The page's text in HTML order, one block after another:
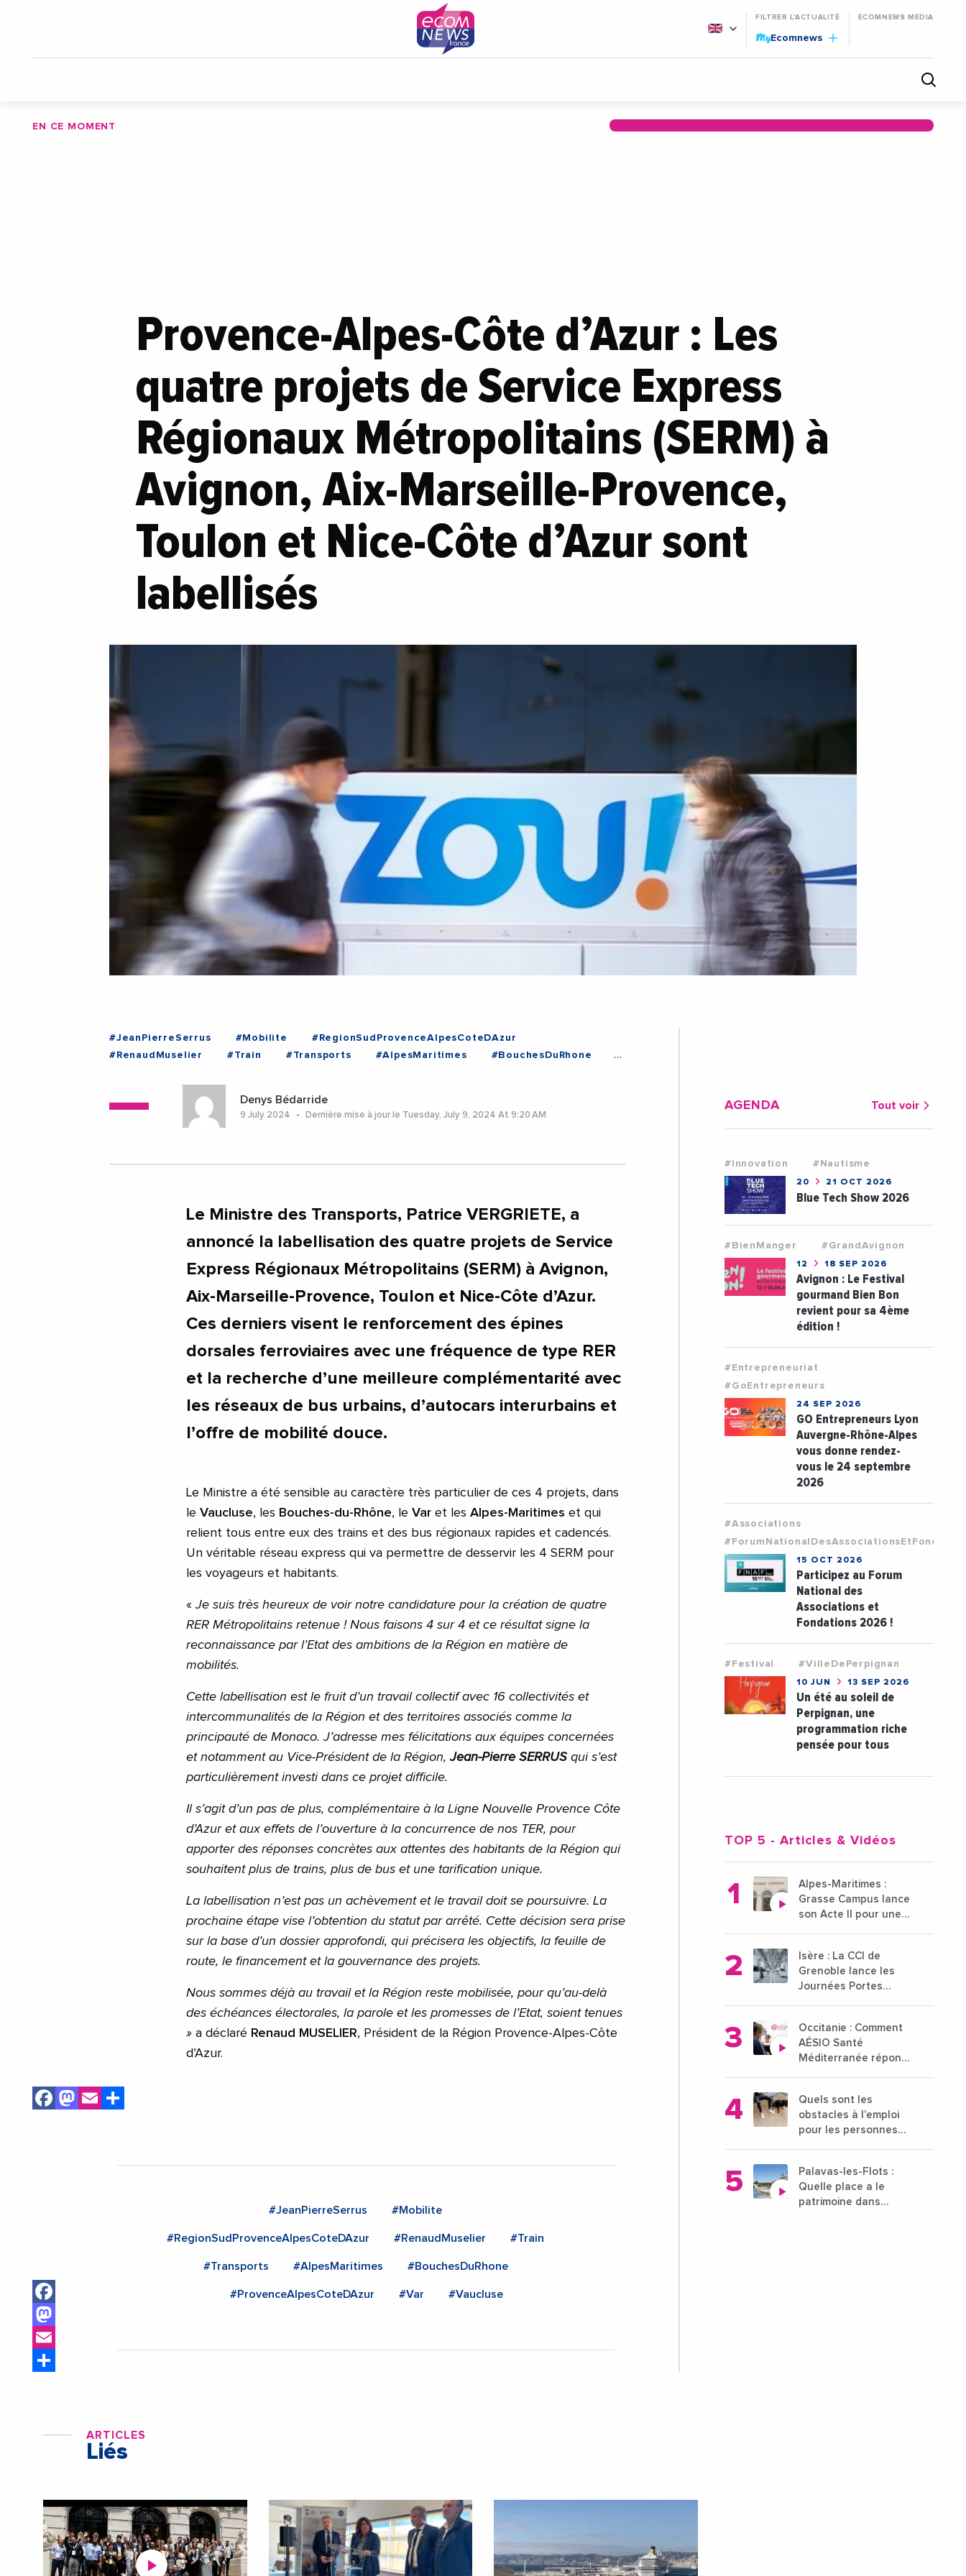
FILTRER L'ACTUALITÉ
MyEcomnews
ECOMNEWS MEDIA
EN CE MOMENT
Provence-Alpes-Côte d’Azur : Les
quatre projets de Service Express
Régionaux Métropolitains (SERM) à
Avignon, Aix-Marseille-Provence,
Toulon et Nice-Côte d’Azur sont
labellisés
#JeanPierreSerrus #Mobilite
#RegionSudProvenceAlpesCoteDAzur
#RenaudMuselier
#Train #Transports #AlpesMaritimes
#BouchesDuRhone
Denys Bédarride
9 July 2024 Dernière mise à jour le Tuesday, July 9, 2024 At 9:20 AM
Le Ministre des Transports, Patrice VERGRIETE, a
annoncé la labellisation des quatre projets de Service
Express Régionaux Métropolitains (SERM) à Avignon,
Aix-Marseille-Provence, Toulon et Nice-Côte d’Azur.
Ces derniers visent le renforcement des épines
dorsales ferroviaires avec une fréquence de type RER
et la recherche d’une meilleure complémentarité avec
les réseaux de bus urbains, d’autocars interurbains et
l’offre de mobilité douce.
Le Ministre a été sensible au caractère très particulier de ces 4 projets, dans
le Vaucluse, les Bouches-du-Rhône, le Var et les Alpes-Maritimes et qui
relient tous entre eux des trains et des bus régionaux rapides et cadencés.
Un véritable réseau express qui va permettre de desservir les 4 SERM pour
les voyageurs et habitants.
«Je suis très heureux de voir notre candidature pour la création de quatre
RER Métropolitains retenue ! Nous faisons 4 sur 4 et ce résultat signe la
reconnaissance par l’Etat des ambitions de la Région en matière de
mobilités.
Cette labellisation est le fruit d’un travail collectif avec 16 collectivités et
intercommunalités de la Région et des territoires associés comme la
principauté de Monaco. J’adresse mes félicitations aux équipes concernées
et notamment au Vice-Président de la Région,Jean-Pierre SERRUSqui s’est
particulièrement investi dans ce projet difficile.
Il s’agit d’un pas de plus, complémentaire à la Ligne Nouvelle Provence Côte
d’Azur et aux effets de l’ouverture à la concurrence de nos TER, pour
apporter des réponses concrètes aux attentes des habitants de la Région qui
souhaitent plus de trains, plus de bus et une tarification unique.
La labellisation n’est pas un achèvement et le travail doit se poursuivre. La
prochaine étape vise l’obtention du statut par arrêté. Cette décision sera prise
sur la base d’un dossier approfondi, qui précisera les objectifs, la feuille de
route, le financement et la gouvernance des projets.
Nous sommes déjà au travail et la Région reste mobilisée, pour qu’au-delà
des échéances électorales, la parole et les promesses de l’Etat, soient tenues
» a déclaré Renaud MUSELIER, Président de la Région Provence-Alpes-Côte
d’Azur.
Facebook
Mastodon
Email
#JeanPierreSerrus #Mobilite
#RegionSudProvenceAlpesCoteDAzur #RenaudMuselier #Train
#Transports #AlpesMaritimes #BouchesDuRhone
#ProvenceAlpesCoteDAzur #Var #Vaucluse
AGENDA Tout voir
#Innovation #Nautisme
20 21 OCT 2026
Blue Tech Show 2026
#BienManger #GrandAvignon
12 18 SEP 2026
Avignon : Le Festival
gourmand Bien Bon
revient pour sa 4ème
édition !
#Entrepreneuriat
#GoEntrepreneurs
24 SEP 2026
GO Entrepreneurs Lyon
Auvergne-Rhône-Alpes
vous donne rendez-
vous le 24 septembre
2026
#Associations
15 OCT 2026
Participez au Forum
National des
Associations et
Fondations 2026 !
#Festival #VilleDePerpignan
10 JUN 13 SEP 2026
Un été au soleil de
Perpignan, une
programmation riche
pensée pour tous
TOP 5 - Articles & Vidéos
Alpes-Maritimes :
Grasse Campus lance
son Acte II pour une
l'enseignement
supérieur
Isère : La CCI de
Grenoble lance les
Journées Portes
21 octobre 2024
Occitanie : Comment
AÉSIO Santé
Méditerranée répond
?
Quels sont les
obstacles à l’emploi
pour les personnes
Palavas-les-Flots :
Quelle place a le
patrimoine dans
ARTICLES
Liés